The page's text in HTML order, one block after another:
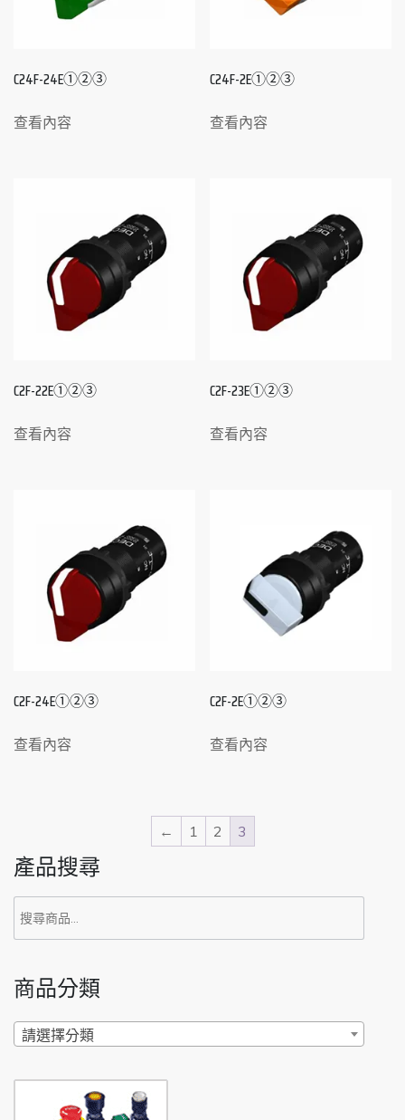
C24F-24E①②③
查看內容
C24F-2E①②③
查看內容
C2F-22E①②③
查看內容
C2F-23E①②③
查看內容
C2F-24E①②③
查看內容
C2F-2E①②③
查看內容
← 1 2 3
產品搜尋
搜
尋
鍵
商品分類
請選擇分類